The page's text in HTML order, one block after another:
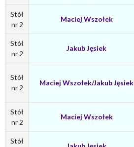
Stół
nr 2
Maciej Wszołek
Stół
nr 2
Jakub Jęsiek
Stół
nr 2
Maciej Wszołek/Jakub Jęsiek
Stół
nr 2
Maciej Wszołek
Stół